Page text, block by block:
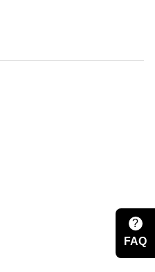
?
FAQ